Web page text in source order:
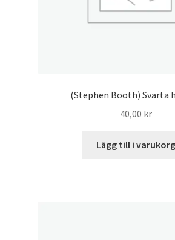
(Stephen Booth) Svarta
40,00 kr
Lägg till i varukorg